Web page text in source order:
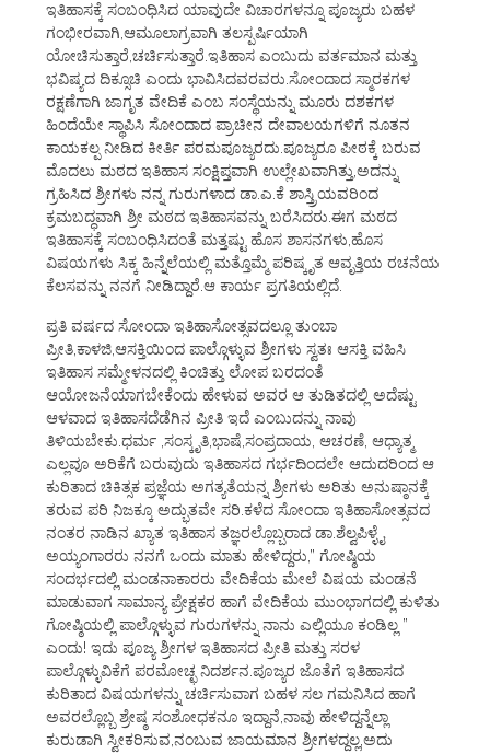
ಇತಿಹಾಸಕ್ಕೆ ಸಂಬಂಧಿಸಿದ ಯಾವುದೇ ವಿಚಾರಗಳನ್ನೂ ಪೂಜ್ಯರು ಬಹಳ
ಗಂಭೀರವಾಗಿ,ಆಮೂಲಾಗ್ರವಾಗಿ ತಲಸ್ಪರ್ಷಿಯಾಗಿ
ಯೋಚಿಸುತ್ತಾರೆ,ಚರ್ಚಿಸುತ್ತಾರೆ.ಇತಿಹಾಸ ಎಂಬುದು ವರ್ತಮಾನ ಮತ್ತು
ಭವಿಷ್ಯದ ದಿಕ್ಸೂಚಿ ಎಂದು ಭಾವಿಸಿದವರವರು.ಸೋಂದಾದ ಸ್ಮಾರಕಗಳ
ರಕ್ಷಣೆಗಾಗಿ ಜಾಗೃತ ವೇದಿಕೆ ಎಂಬ ಸಂಸ್ಥೆಯನ್ನು ಮೂರು ದಶಕಗಳ
ಹಿಂದೆಯೇ ಸ್ಥಾಪಿಸಿ ಸೋಂದಾದ ಪ್ರಾಚೀನ ದೇವಾಲಯಗಳಿಗೆ ನೂತನ‌
ಕಾಯಕಲ್ಪ ನೀಡಿದ ಕೀರ್ತಿ ಪರಮಪೂಜ್ಯರದು.ಪೂಜ್ಯರೂ ಪೀಠಕ್ಕೆ ಬರುವ
ಮೊದಲು ಮಠದ ಇತಿಹಾಸ ಸಂಕ್ಷಿಪ್ತವಾಗಿ ಉಲ್ಲೇಖವಾಗಿತ್ತು,ಅದನ್ನು
ಗ್ರಹಿಸಿದ ಶ್ರೀಗಳು ನನ್ನ ಗುರುಗಳಾದ ಡಾ.ಎ.ಕೆ ಶಾಸ್ತ್ರಿಯವರಿಂದ
ಕ್ರಮಬದ್ಧವಾಗಿ ಶ್ರೀ ಮಠದ ಇತಿಹಾಸವನ್ನು ಬರೆಸಿದರು.ಈಗ ಮಠದ
ಇತಿಹಾಸಕ್ಕೆ ಸಂಬಂಧಿಸಿದಂತೆ ಮತ್ತಷ್ಟು ಹೊಸ ಶಾಸನಗಳು,ಹೊಸ
ವಿಷಯಗಳು ಸಿಕ್ಕ ಹಿನ್ನೆಲೆಯಲ್ಲಿ ಮತ್ತೊಮ್ಮೆ ಪರಿಷ್ಕೃತ ಆವೃತ್ತಿಯ ರಚನೆಯ
ಕೆಲಸವನ್ನು ನನಗೆ ನೀಡಿದ್ದಾರೆ.ಆ ಕಾರ್ಯ ಪ್ರಗತಿಯಲ್ಲಿದೆ.
ಪ್ರತಿ ವರ್ಷದ ಸೋಂದಾ ಇತಿಹಾಸೋತ್ಸವದಲ್ಲೂ ತುಂಬಾ
ಪ್ರೀತಿ,ಕಾಳಜಿ,ಆಸಕ್ತಿಯಿಂದ ಪಾಲ್ಗೊಳ್ಳುವ ಶ್ರೀಗಳು ಸ್ವತಃ ಆಸಕ್ತಿ ವಹಿಸಿ
ಇತಿಹಾಸ ಸಮ್ಮೇಳನದಲ್ಲಿ ಕಿಂಚಿತ್ತು ಲೋಪ ಬರದಂತೆ
ಆಯೋಜನೆಯಾಗಬೇಕೆಂದು ಹೇಳುವ ಅವರ ಆ ತುಡಿತದಲ್ಲಿ ಅದೆಷ್ಟು
ಆಳವಾದ ಇತಿಹಾಸದೆಡೆಗಿನ ಪ್ರೀತಿ ಇದೆ ಎಂಬುದನ್ನು ನಾವು
ತಿಳಿಯಬೇಕು.ಧರ್ಮ ,ಸಂಸ್ಕೃತಿ,ಭಾಷೆ,ಸಂಪ್ರದಾಯ, ಆಚರಣೆ, ಆಧ್ಯಾತ್ಮ
ಎಲ್ಲವೂ ಅರಿಕೆಗೆ ಬರುವುದು ಇತಿಹಾಸದ ಗರ್ಭದಿಂದಲೇ ಆದುದರಿಂದ ಆ
ಕುರಿತಾದ ಚಿಕಿತ್ಸಕ ಪ್ರಜ್ಞೆಯ ಅಗತ್ಯತೆಯನ್ನ ಶ್ರೀಗಳು ಅರಿತು ಅನುಷ್ಠಾನಕ್ಕೆ
ತರುವ ಪರಿ ನಿಜಕ್ಕೂ ಅದ್ಭುತವೇ ಸರಿ.ಕಳೆದ ಸೋಂದಾ ಇತಿಹಾಸೋತ್ಸವದ
ನಂತರ ನಾಡಿನ ಖ್ಯಾತ ಇತಿಹಾಸ ತಜ್ಞರಲ್ಲೊಬ್ಬರಾದ ಡಾ.ಶೆಲ್ವಪಿಳ್ಳೈ
ಅಯ್ಯಂಗಾರರು ನನಗೆ ಒಂದು ಮಾತು ಹೇಳಿದ್ದರು,” ಗೋಷ್ಠಿಯ
ಸಂದರ್ಭದಲ್ಲಿ ಮಂಡನಾಕಾರರು ವೇದಿಕೆಯ ಮೇಲೆ ವಿಷಯ ಮಂಡನೆ
ಮಾಡುವಾಗ ಸಾಮಾನ್ಯ ಪ್ರೇಕ್ಷಕರ ಹಾಗೆ ವೇದಿಕೆಯ ಮುಂಭಾಗದಲ್ಲಿ ಕುಳಿತು
ಗೋಷ್ಠಿಯಲ್ಲಿ ಪಾಲ್ಗೊಳ್ಳುವ ಗುರುಗಳನ್ನು ನಾನು ಎಲ್ಲಿಯೂ ಕಂಡಿಲ್ಲ ”
ಎಂದು! ಇದು ಪೂಜ್ಯ ಶ್ರೀಗಳ ಇತಿಹಾಸದ ಪ್ರೀತಿ ಮತ್ತು ಸರಳ
ಪಾಲ್ಗೊಳ್ಳುವಿಕೆಗೆ ಪರಮೋಚ್ಛ ನಿದರ್ಶನ.ಪೂಜ್ಯರ ಜೊತೆಗೆ ಇತಿಹಾಸದ
ಕುರಿತಾದ ವಿಷಯಗಳನ್ನು ಚರ್ಚಿಸುವಾಗ ಬಹಳ ಸಲ ಗಮನಿಸಿದ ಹಾಗೆ
ಅವರಲ್ಲೊಬ್ಬ ಶ್ರೇಷ್ಠ ಸಂಶೋಧಕನೂ ಇದ್ದಾನೆ,ನಾವು ಹೇಳಿದ್ದನ್ನೆಲ್ಲಾ
ಕುರುಡಾಗಿ ಸ್ವೀಕರಿಸುವ,ನಂಬುವ ಜಾಯಮಾನ ಶ್ರೀಗಳದ್ದಲ್ಲ,ಅದು